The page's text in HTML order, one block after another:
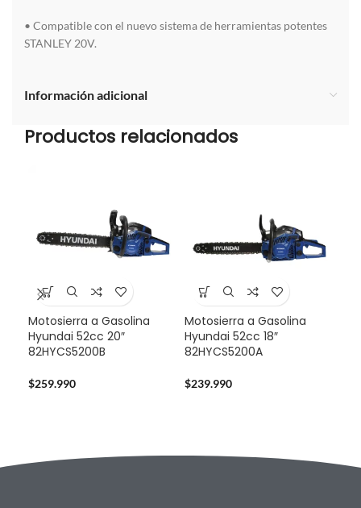
• Compatible con el nuevo sistema de herramientas potentes
STANLEY 20V.
Información adicional
Productos relacionados
Motosierra a Gasolina
Hyundai 52cc 20″
82HYCS5200B
$259.990
Motosierra a Gasolina
Hyundai 52cc 18″
82HYCS5200A
$239.990